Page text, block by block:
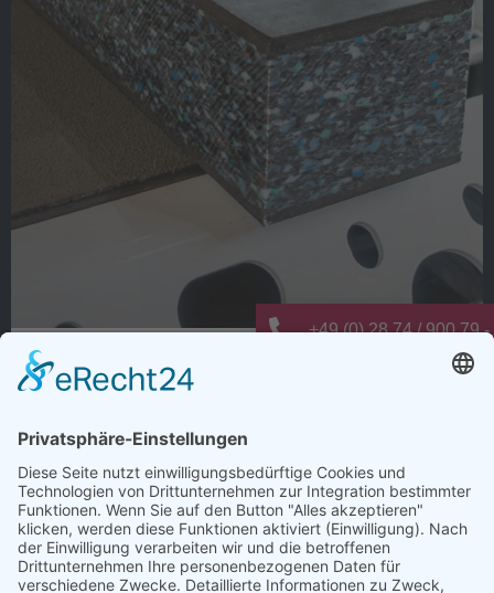
Warum dauert Ladungssicherung oft
länger als nötig?
Wie viele Arbeitsschritte entstehen bei der
Ladungssicherung nur deshalb, weil es schon immer so
gemacht wurde?
Anti-Rutsch-Matten zuschneiden, positionieren,
kontrollieren und regelmäßig ersetzen. Jeder einzelne
Schritt kostet Zeit. Bei mehreren Verladungen pro Tag
+49 (0) 28 74 / 900 79 -